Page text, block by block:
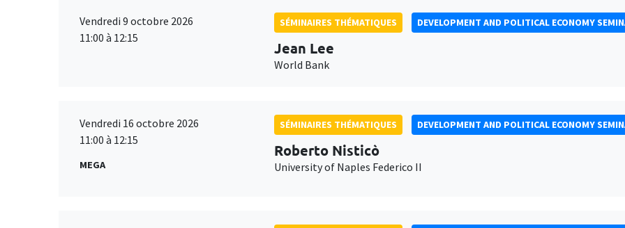
Vendredi 9 octobre 2026
11:00 à 12:15
SÉMINAIRES THÉMATIQUES DEVELOPMENT AND POLITICAL ECONOMY
Jean Lee
World Bank
Vendredi 16 octobre 2026
11:00 à 12:15
MEGA
SÉMINAIRES THÉMATIQUES DEVELOPMENT AND POLITICAL ECONOMY
Roberto Nisticò
University of Naples Federico II